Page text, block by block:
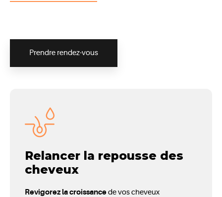
Prendre rendez-vous
Relancer la repousse des
cheveux
Revigorez la croissancede vos cheveux